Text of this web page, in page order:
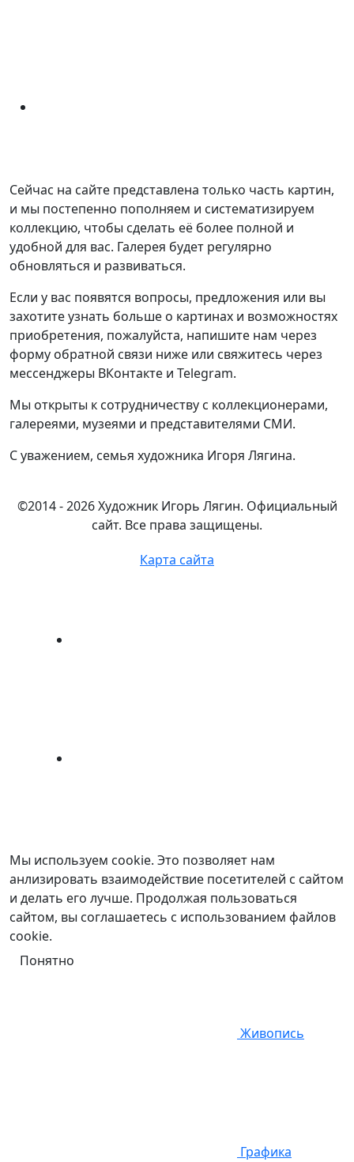
Сейчас на сайте представлена только часть картин,
и мы постепенно пополняем и систематизируем
коллекцию, чтобы сделать её более полной и
удобной для вас. Галерея будет регулярно
обновляться и развиваться.
Если у вас появятся вопросы, предложения или вы
захотите узнать больше о картинах и возможностях
приобретения, пожалуйста, напишите нам через
форму обратной связи ниже или свяжитесь через
мессенджеры ВКонтакте и Telegram.
Мы открыты к сотрудничеству с коллекционерами,
галереями, музеями и представителями СМИ.
С уважением, семья художника Игоря Лягина.
©2014 - 2026 Художник Игорь Лягин. Официальный
сайт. Все права защищены.
Карта сайта
Мы используем cookie. Это позволяет нам
анлизировать взаимодействие посетителей с сайтом
и делать его лучше. Продолжая пользоваться
сайтом, вы соглашаетесь с использованием файлов
cookie.
Понятно
Живопись
Графика